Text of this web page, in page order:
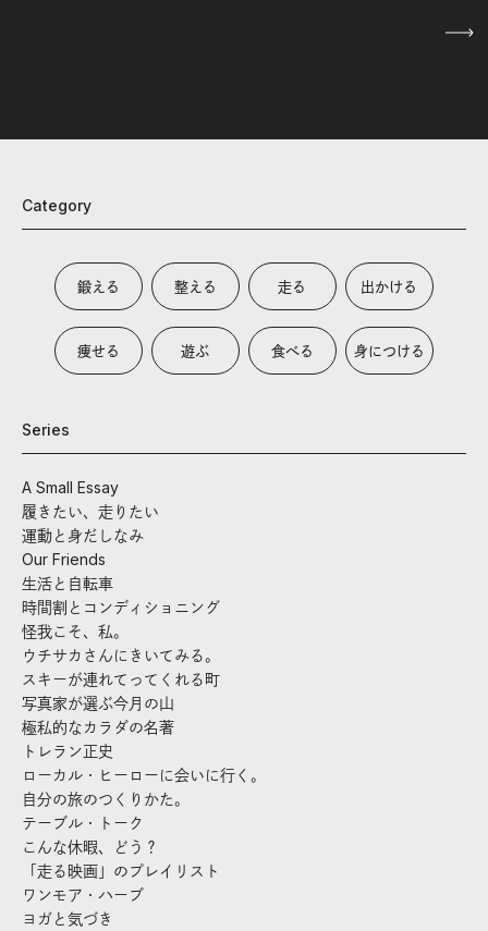
Category
鍛える 整える 走る 出かける
痩せる 遊ぶ 食べる 身につける
Series
A Small Essay
履きたい、走りたい
運動と身だしなみ
Our Friends
生活と自転車
時間割とコンディショニング
怪我こそ、私。
ウチサカさんにきいてみる。
スキーが連れてってくれる町
写真家が選ぶ今月の山
極私的なカラダの名著
トレラン正史
ローカル・ヒーローに会いに行く。
自分の旅のつくりかた。
テーブル・トーク
こんな休暇、どう？
「走る映画」のプレイリスト
ワンモア・ハーブ
ヨガと気づき